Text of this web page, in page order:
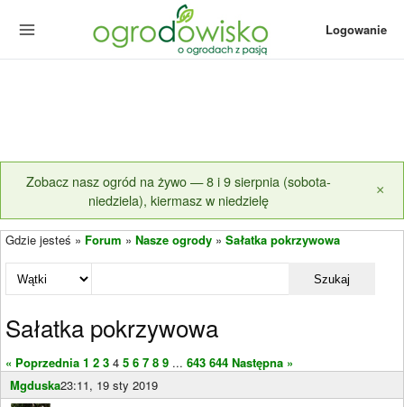
Logowanie
Zobacz nasz ogród na żywo — 8 i 9 sierpnia (sobota-
niedziela), kiermasz w niedzielę
×
Gdzie jesteś » Forum » Nasze ogrody » Sałatka pokrzywowa
Szukaj
Sałatka pokrzywowa
« Poprzednia 1 2 3 4 5 6 7 8 9 ... 643 644 Następna »
Mgduska23:11, 19 sty 2019